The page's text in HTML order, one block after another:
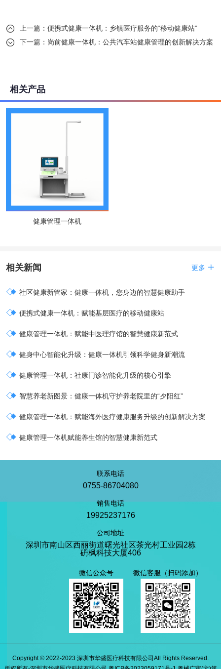
 上一篇： 便携式健康一体机：乡镇医疗服务的“移动健康站”
 下一篇： 岗前健康一体机：公共汽车站健康管理的创新解决方案
相关产品
健康管理一体机
相关新闻 更多 
 社区健康新管家：健康一体机，您身边的智慧健康助手
 便携式健康一体机：赋能基层医疗的移动健康站
 健康管理一体机：赋能中医理疗馆的智慧健康新范式
 健身中心智能化升级：健康一体机引领科学健身新潮流
 健康管理一体机：社康门诊智能化升级的核心引擎
 智慧养老新图景：健康一体机守护养老院里的“夕阳红”
 健康管理一体机：赋能海外医疗健康服务升级的创新解决方案
 健康管理一体机赋能养生馆的智慧健康新范式
联系电话
0755-86704080
销售电话
19925237176
公司地址
深圳市南山区西丽街道曙光社区茶光村工业园2栋
砃枫科技大厦406
微信公众号 微信客服（扫码添加）
Copyright © 2022-2023 深圳市华盛医疗科技有限公司All Rights Reserved.